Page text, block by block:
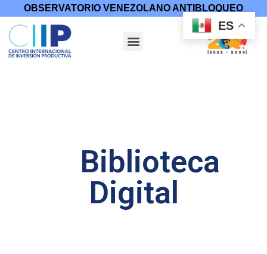
OBSERVATORIO VENEZOLANO ANTIBLOQUEO
Biblioteca
Digital
ES